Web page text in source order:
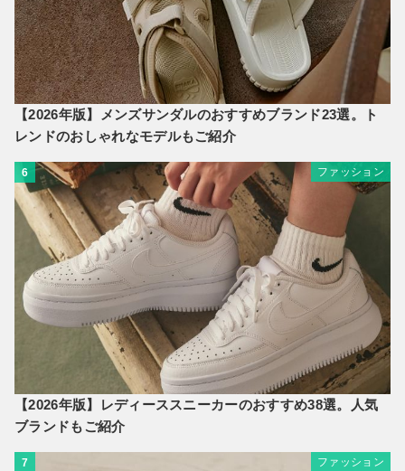
【2026年版】メンズサンダルのおすすめブランド23選。ト
レンドのおしゃれなモデルもご紹介
6 ファッション
【2026年版】レディーススニーカーのおすすめ38選。人気
ブランドもご紹介
7 ファッション